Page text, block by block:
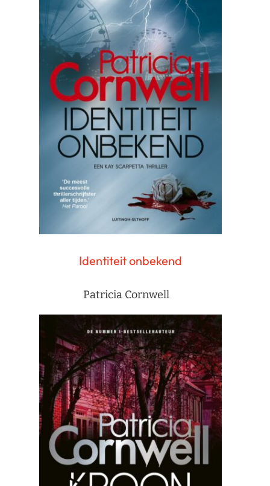
Identiteit onbekend
Patricia Cornwell